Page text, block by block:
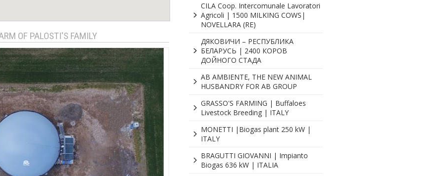
OF PALOSTI'S FAMILY
CILA Coop. Intercomunale Lavoratori
Agricoli | 1500 MILKING COWS|
NOVELLARA (RE)
ДЯКОВИЧИ – РЕСПУБЛИКА
БЕЛАРУСЬ | 2400 КОРОВ
ДОЙНОГО СТАДА
AB AMBIENTE, THE NEW ANIMAL
HUSBANDRY FOR AB GROUP
GRASSO'S FARMING | Buffaloes
Livestock Breeding | ITALY
MONETTI |Biogas plant 250 kW |
ITALY
BRAGUTTI GIOVANNI | Impianto
Biogas 636 kW | ITALIA